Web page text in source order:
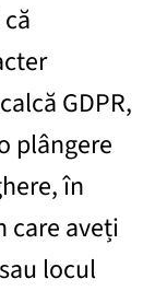
GDPR,
plângere
în
care aveți
locul